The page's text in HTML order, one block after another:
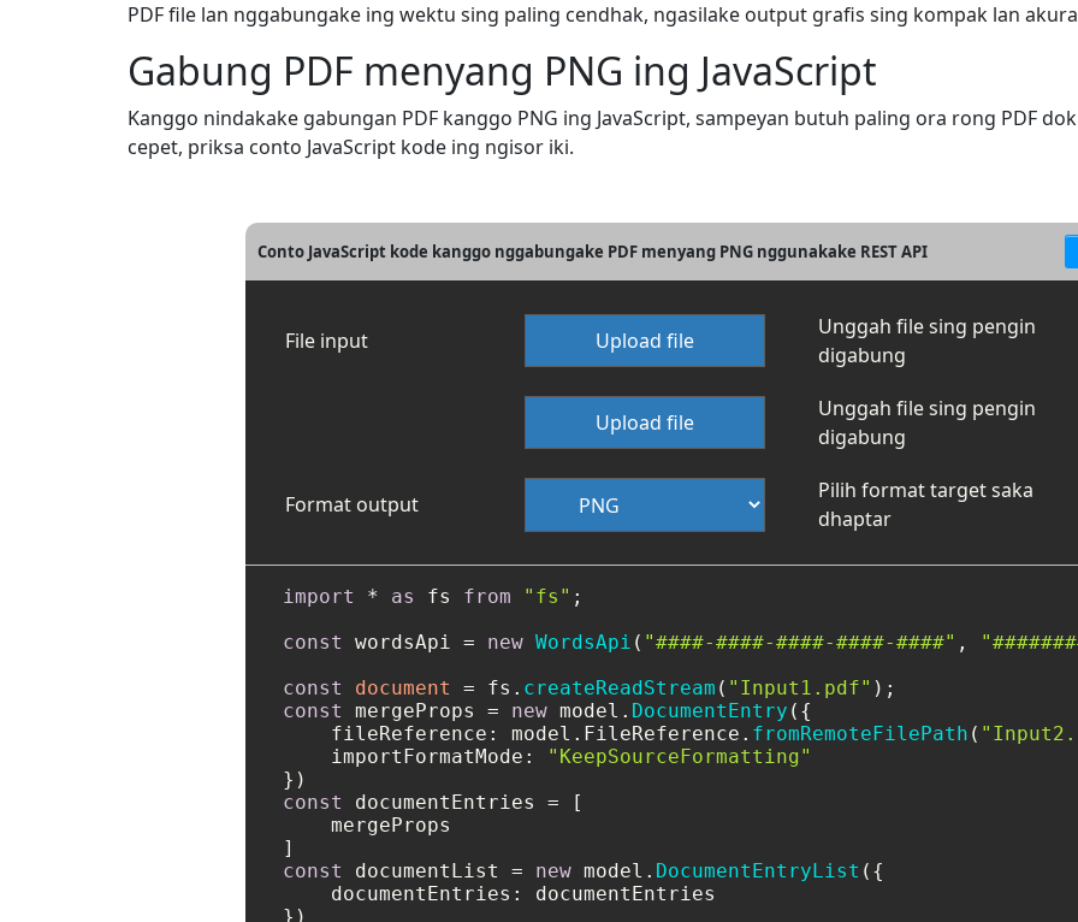
PDF file lan nggabungake ing wektu sing paling cendhak, ngasilake output grafis sing kompak lan
Gabung PDF menyang PNG ing JavaScript
Kanggo nindakake gabungan PDF kanggo PNG ing JavaScript, sampeyan butuh paling ora rong PDF
cepet, priksa conto JavaScript kode ing ngisor iki.
Conto JavaScript kode kanggo nggabungake PDF menyang PNG nggunakake REST API
File input Upload file
Unggah file sing pengin
digabung
Upload file
Unggah file sing pengin
digabung
Format output
Pilih format target saka
dhaptar
import * as fs from "fs" ;
const
wordsApi = new WordsApi ( "####-####-####-####-####" ,
const
document = fs. createReadStream ( "Input1.pdf"
const
mergeProps = new model. DocumentEntry ({
fileReference : model. FileReference . fromRemoteFilePath (
importFormatMode :
"KeepSourceFormatting"
const
documentEntries = [
    mergeProps
const
documentList = new model. DocumentEntryList ({
documentEntries : documentEntries